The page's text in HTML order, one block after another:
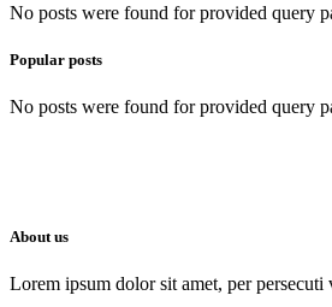
No posts were found for provided query
Popular posts
No posts were found for provided query
About us
Lorem ipsum dolor sit amet, per